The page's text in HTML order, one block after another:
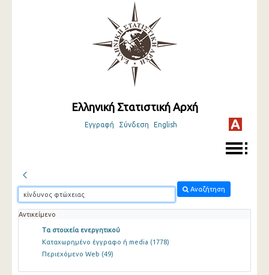
Ελληνική Στατιστική Αρχή
Εγγραφή Σύνδεση English
Αναζήτηση
Αντικείμενο
Τα στοιχεία ενεργητικού
Καταχωρημένο έγγραφο ή media (1778)
Περιεχόμενο Web (49)